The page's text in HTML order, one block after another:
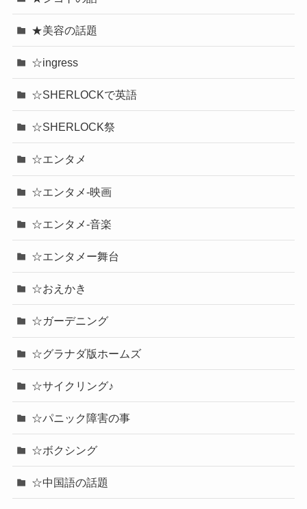
★美容の話題
☆ingress
☆SHERLOCKで英語
☆SHERLOCK祭
☆エンタメ
☆エンタメ-映画
☆エンタメ-音楽
☆エンタメー舞台
☆おえかき
☆ガーデニング
☆グラナダ版ホームズ
☆サイクリング♪
☆パニック障害の事
☆ボクシング
☆中国語の話題